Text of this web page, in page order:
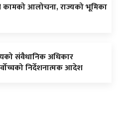
कामको आलोचना, राज्यको भूमिका
संवैधानिक अधिकार
निर्देशनात्मक आदेश